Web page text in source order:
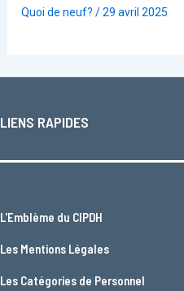
Quoi de neuf? /29 avril 2025
LIENS RAPIDES
L'Emblème du CIPDH
Les Mentions Légales
Les Catégories de Personnel